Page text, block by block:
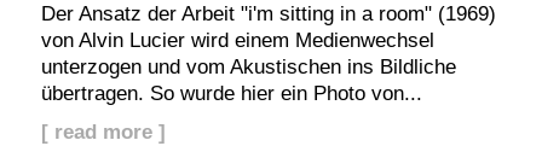
Der Ansatz der Arbeit "i'm sitting in a room" (1969)
von Alvin Lucier wird einem Medienwechsel
unterzogen und vom Akustischen ins Bildliche
übertragen. So wurde hier ein Photo von...
[ read more ]